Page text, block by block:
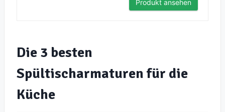
Produkt ansehen
Die 3 besten
Spültischarmaturen für die
Küche